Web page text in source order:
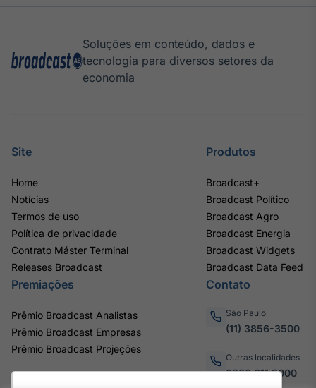
Soluções em conteúdo, dados e
tecnologia para diversos setores da
economia
Site
Home
Notícias
Termos de uso
Política de privacidade
Contrato Máster Terminal
Releases Broadcast
Produtos
Broadcast+
Broadcast Político
Broadcast Agro
Broadcast Energia
Broadcast Widgets
Broadcast Data Feed
Premiações
Prêmio Broadcast Analistas
Prêmio Broadcast Empresas
Prêmio Broadcast Projeções
Contato
São Paulo
(11) 3856-3500
Outras localidades
0800.011.3000